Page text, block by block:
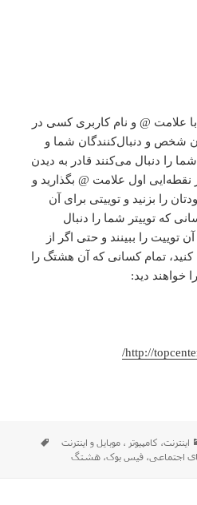
علامت @ و نام کاربری کسی در
آن شخص و دنبال‌کنندگان شما و
را دنبال می‌کنند قادر به دیدن
نقطه‌ایی اول علامت @ بگذارید و
را بزنید و توییتی برای آن
که توییتر شما را دنبال
توییت را ببینند و حتی اگر از
تمام کسانی که آن هشتگ را
خواهند دید:
http://
دسته‌ها
اينترنت، كامپيوتر ، موبایل و اينترنت
اجتماعی،فیس بوک،هشتگ